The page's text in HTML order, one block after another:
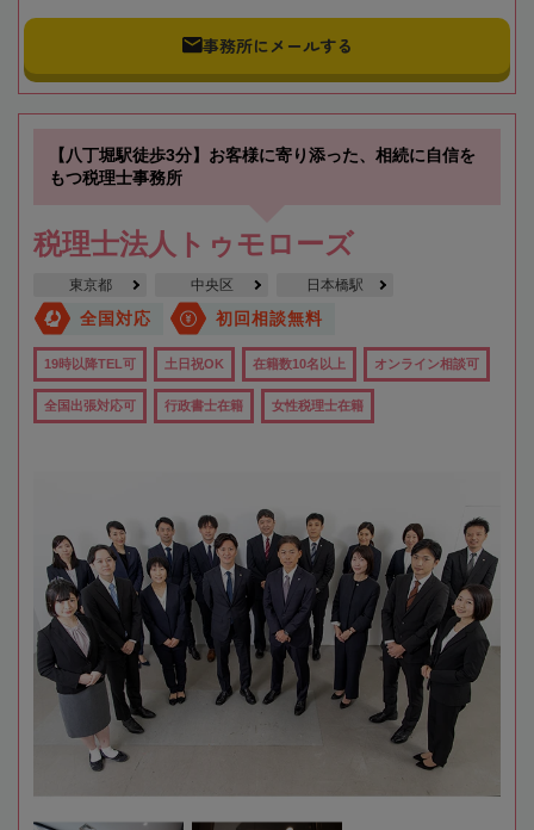
事務所にメールする
【八丁堀駅徒歩3分】お客様に寄り添った、相続に自信を
もつ税理士事務所
税理士法人トゥモローズ
東京都 中央区 日本橋駅
全国対応 初回相談無料
19時以降TEL可 土日祝OK 在籍数10名以上 オンライン相談可
全国出張対応可 行政書士在籍 女性税理士在籍